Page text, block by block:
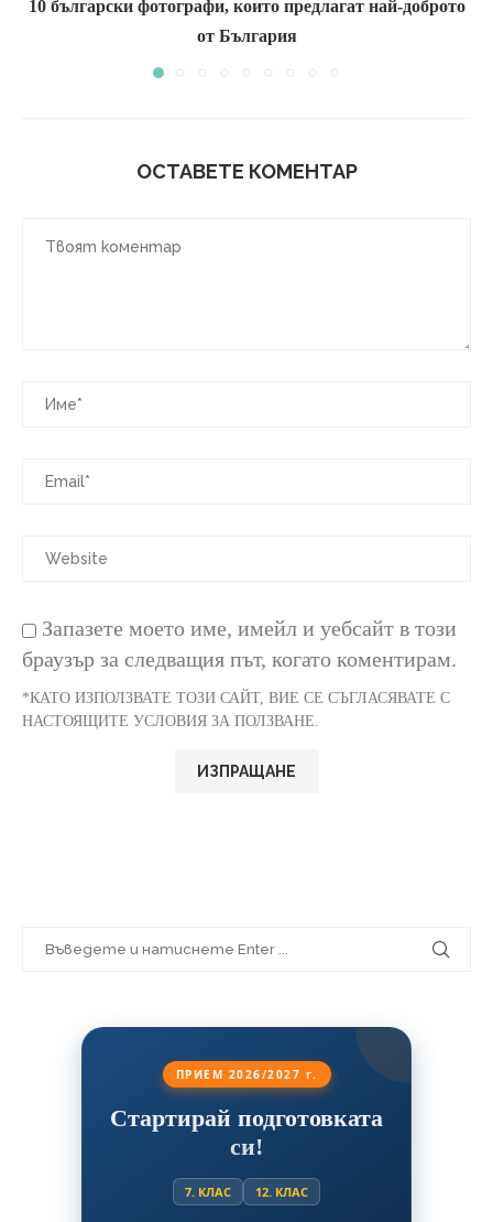
10 български фотографи, които предлагат най-доброто
от България
ОСТАВЕТЕ КОМЕНТАР
Запазете моето име, имейл и уебсайт в този
браузър за следващия път, когато коментирам.
*КАТО ИЗПОЛЗВАТЕ ТОЗИ САЙТ, ВИЕ СЕ СЪГЛАСЯВАТЕ С
НАСТОЯЩИТЕ УСЛОВИЯ ЗА ПОЛЗВАНЕ.
ПРИЕМ 2026/2027 г.
Стартирай подготовката
си!
7. КЛАС 12. КЛАС